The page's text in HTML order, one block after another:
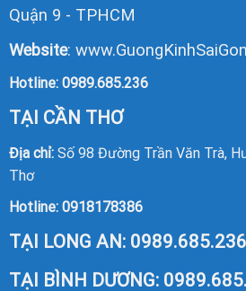
Quận 9 - TPHCM
Website:
Hotline: 0989.685.236
TẠI CẦN THƠ
Địa chỉ:Số 98 Đường Trần Văn Trà,
Thơ
Hotline: 0918178386
TẠI LONG AN: 0989.685.236
TẠI BÌNH DƯƠNG: